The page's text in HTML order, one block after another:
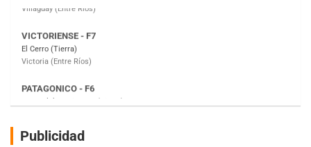
Moto Club Reginense (Tierra)
Gral. E. Godoy (Río Negro)
Juventud Unida (Tierra)
Humboldt (Santa Fe)
NORESTE SANTAFESINO - F6
Ciudad de Avellaneda (Asfalto)
Publicidad